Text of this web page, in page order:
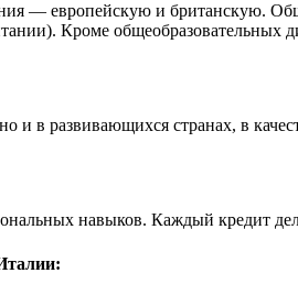
— европейскую и британскую.
Кроме общеобразовательных
и в развивающихся странах, в
навыков. Каждый кредит